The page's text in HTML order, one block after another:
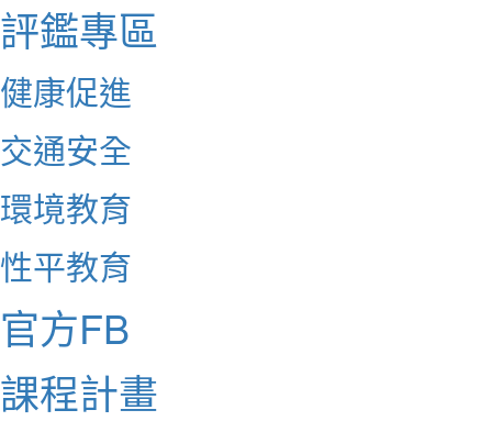
評鑑專區
健康促進
交通安全
環境教育
性平教育
官方FB
課程計畫